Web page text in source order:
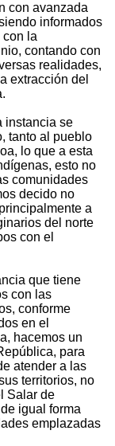
con avanzada
informados
con la
contando con
realidades,
extracción del
instancia se
tanto al pueblo
lo que a esta
esto no
comunidades
decido no
a
del norte
con el
que tiene
con las
conforme
en el
hacemos un
para
atender a las
territorios, no
Salar de
igual forma
emplazadas